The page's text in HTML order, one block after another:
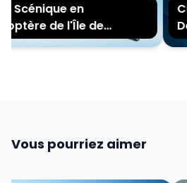
en
de l'Île de
Vous pourriez aimer